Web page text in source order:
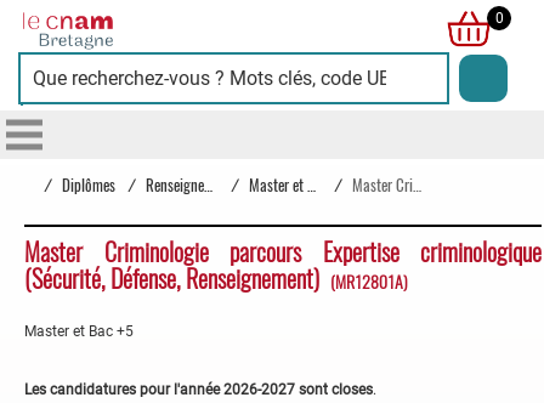
Cnam
Bretagne
0
/ Diplômes / / /
Master Criminologie parcours Expertise criminologique
(Sécurité, Défense, Renseignement) (MR12801A)
Master et Bac +5
Les candidatures pour l'année 2026-2027 sont closes.